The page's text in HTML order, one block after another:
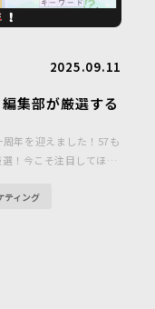
2025.09.11
集部が厳選する
年を迎えました！57も
！今こそ注目してほし
ティング